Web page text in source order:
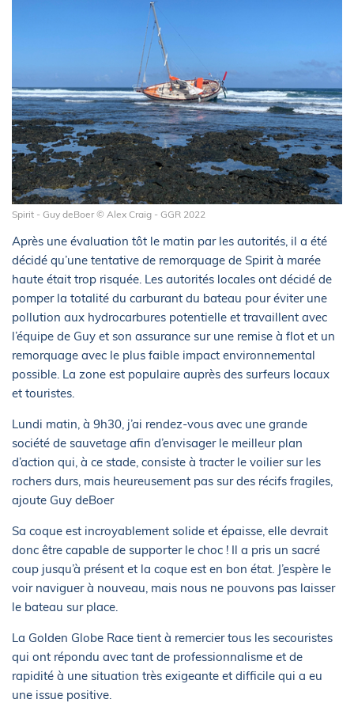
Spirit - Guy deBoer © Alex Craig - GGR 2022
Après une évaluation tôt le matin par les autorités, il a été
décidé qu’une tentative de remorquage de Spirit à marée
haute était trop risquée. Les autorités locales ont décidé de
pomper la totalité du carburant du bateau pour éviter une
pollution aux hydrocarbures potentielle et travaillent avec
l’équipe de Guy et son assurance sur une remise à flot et un
remorquage avec le plus faible impact environnemental
possible. La zone est populaire auprès des surfeurs locaux
et touristes.
Lundi matin, à 9h30, j’ai rendez-vous avec une grande
société de sauvetage afin d’envisager le meilleur plan
d’action qui, à ce stade, consiste à tracter le voilier sur les
rochers durs, mais heureusement pas sur des récifs fragiles,
ajoute Guy deBoer
Sa coque est incroyablement solide et épaisse, elle devrait
donc être capable de supporter le choc ! Il a pris un sacré
coup jusqu’à présent et la coque est en bon état. J’espère le
voir naviguer à nouveau, mais nous ne pouvons pas laisser
le bateau sur place.
La Golden Globe Race tient à remercier tous les secouristes
qui ont répondu avec tant de professionnalisme et de
rapidité à une situation très exigeante et difficile qui a eu
une issue positive.